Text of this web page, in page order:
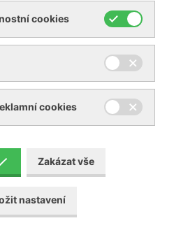
cookies
cookies
Zakázat vše
nastavení